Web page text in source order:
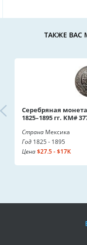
ТАКЖЕ ВАС
Серебряная
1825–1895 гг. KM#
Страна Мексика
Год 1825 - 1895
Цена$27.5 - $17K